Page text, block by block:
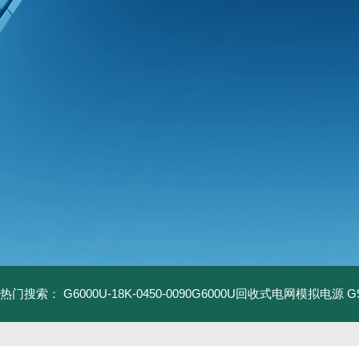
热门搜索： G6000U-18K-0450-0090G6000U回收式电网模拟电源